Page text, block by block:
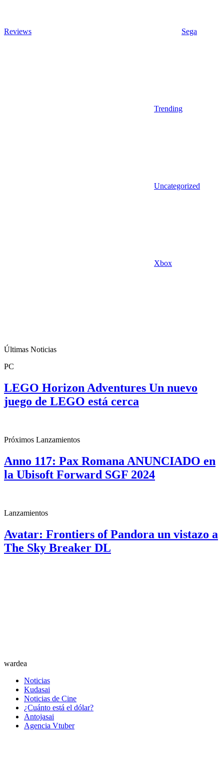
Reviews Sega
Trending
Uncategorized
Xbox
Últimas Noticias
PC
LEGO Horizon Adventures Un nuevo
juego de LEGO está cerca
Próximos Lanzamientos
Anno 117: Pax Romana ANUNCIADO en
la Ubisoft Forward SGF 2024
Lanzamientos
Avatar: Frontiers of Pandora un vistazo a
The Sky Breaker DL
wardea
Noticias
Kudasai
Noticias de Cine
¿Cuánto está el dólar?
Antojasai
Agencia Vtuber